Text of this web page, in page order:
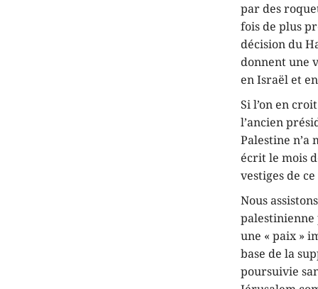
par des
fois de plus
décision du
donnent une
en Israël et
Si l’on en
l’ancien
Palestine n’a
écrit le mois
vestiges de
Nous
palestinienne
une « paix »
base de la
poursuivie